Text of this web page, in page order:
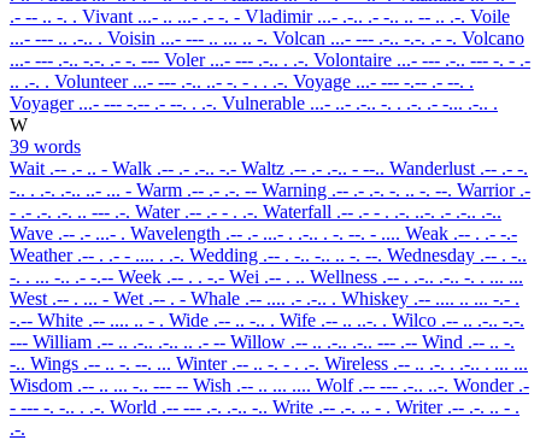
.- -- .. -. . Vivant ...- .. ...- .- -. - Vladimir ...- .-.. .- -.. .. -- .. .-. Voile
...- --- .. .-.. . Voisin ...- --- .. ... .. -. Volcan ...- --- .-.. -.-. .- -. Volcano
...- --- .-.. -.-. .- -. --- Voler ...- --- .-.. . .-. Volontaire ...- --- .-.. --- -. - .-
.. .-. . Volunteer ...- --- .-.. ..- -. - . . .-. Voyage ...- --- -.-- .- --. .
Voyager ...- --- -.-- .- --. . .-. Vulnerable ...- ..- .-.. -. . .-. .- -... .-.. .
W
39 words
Wait .-- .- .. - Walk .-- .- .-.. -.- Waltz .-- .- .-.. - --.. Wanderlust .-- .- -.
-.. . .-. .-.. ..- ... - Warm .-- .- .-. -- Warning .-- .- .-. -. .. -. --. Warrior .-
- .- .-. .-. .. --- .-. Water .-- .- - . .-. Waterfall .-- .- - . .-. ..-. .- .-.. .-..
Wave .-- .- ...- . Wavelength .-- .- ...- . .-.. . -. --. - .... Weak .-- . .- -.-
Weather .-- . .- - .... . .-. Wedding .-- . -.. -.. .. -. --. Wednesday .-- . -..
-. . ... -.. .- -.-- Week .-- . . -.- Wei .-- . .. Wellness .-- . .-.. .-.. -. . ... ...
West .-- . ... - Wet .-- . - Whale .-- .... .- .-.. . Whiskey .-- .... .. ... -.- .
-.-- White .-- .... .. - . Wide .-- .. -.. . Wife .-- .. ..-. . Wilco .-- .. .-.. -.-.
--- William .-- .. .-.. .-.. .. .- -- Willow .-- .. .-.. .-.. --- .-- Wind .-- .. -.
-.. Wings .-- .. -. --. ... Winter .-- .. -. - . .-. Wireless .-- .. .-. . .-.. . ... ...
Wisdom .-- .. ... -.. --- -- Wish .-- .. ... .... Wolf .-- --- .-.. ..-. Wonder .-
- --- -. -.. . .-. World .-- --- .-. .-.. -.. Write .-- .-. .. - . Writer .-- .-. .. - .
.-.